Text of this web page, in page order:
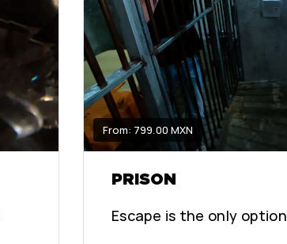
From: 799.00 MXN
PRISON
Escape is the only option